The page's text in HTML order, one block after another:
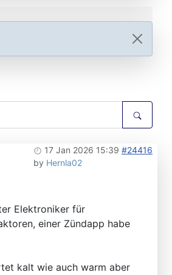
17 Jan 2026 15:39 #24416
by Hernla02
Elektroniker für
einer Zündapp habe
kalt wie auch warm aber